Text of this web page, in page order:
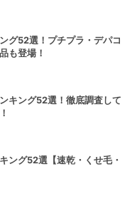
グ52選！プチプラ・デパコ
も登場！
キング52選！徹底調査して
ング52選【速乾・くせ毛・